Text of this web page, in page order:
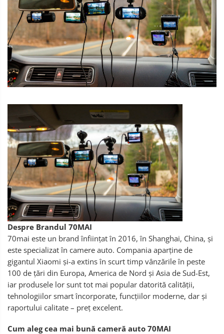
Despre Brandul 70MAI
70mai este un brand înființat în 2016, în Shanghai, China, și
este specializat în camere auto. Compania aparține de
gigantul Xiaomi și-a extins în scurt timp vânzările în peste
100 de țări din Europa, America de Nord și Asia de Sud-Est,
iar produsele lor sunt tot mai popular datorită calității,
tehnologiilor smart încorporate, funcțiilor moderne, dar și
raportului calitate – preț excelent.
Cum aleg cea mai bună cameră auto 70MAI